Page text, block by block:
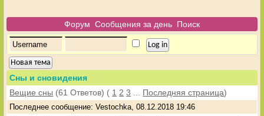
Форум Сообщения за день Поиск
Новая тема
Сны и сновидения
Вещие сны (61 Ответов) ( 1 2 3 Последняя страница)
Последнее сообщение: Vestochka, 08.12.2018 19:46